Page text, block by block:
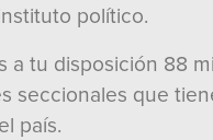
político.
a tu disposición 88
seccionales que
país.